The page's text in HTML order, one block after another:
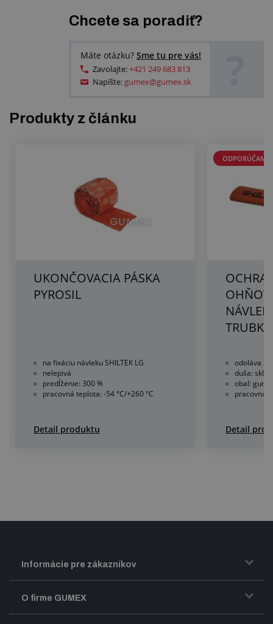
Chcete sa poradiť?
Máte otázku? Sme tu pre vás!
Zavolajte:+421 249 683 813
Napíšte: gumex@gumex.sk
Produkty z článku
UKONČOVACIA PÁSKA
PYROSIL
na fixáciu návleku SHILTEK LG
nelepivá
predĺženie: 300 %
pracovná teplota: -54 °C/+260 °C
Detail produktu
ODPORÚČAME
odoláva
duša:
obal:
pracovná
Detail
Informácie pre zákazníkov
Doprava a zasielanie tovaru
O firme GUMEX